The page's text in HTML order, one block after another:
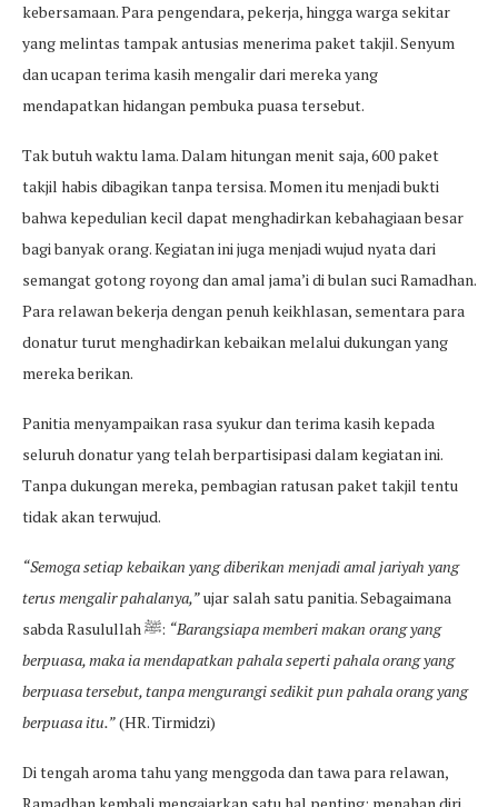
kebersamaan. Para pengendara, pekerja, hingga warga sekitar
yang melintas tampak antusias menerima paket takjil. Senyum
dan ucapan terima kasih mengalir dari mereka yang
mendapatkan hidangan pembuka puasa tersebut.
Tak butuh waktu lama. Dalam hitungan menit saja, 600 paket
takjil habis dibagikan tanpa tersisa. Momen itu menjadi bukti
bahwa kepedulian kecil dapat menghadirkan kebahagiaan besar
bagi banyak orang. Kegiatan ini juga menjadi wujud nyata dari
semangat gotong royong dan amal jama’i di bulan suci Ramadhan.
Para relawan bekerja dengan penuh keikhlasan, sementara para
donatur turut menghadirkan kebaikan melalui dukungan yang
mereka berikan.
Panitia menyampaikan rasa syukur dan terima kasih kepada
seluruh donatur yang telah berpartisipasi dalam kegiatan ini.
Tanpa dukungan mereka, pembagian ratusan paket takjil tentu
tidak akan terwujud.
“Semoga setiap kebaikan yang diberikan menjadi amal jariyah yang
terus mengalir pahalanya,”ujar salah satu panitia. Sebagaimana
sabda Rasulullah ﷺ: “Barangsiapa memberi makan orang yang
berpuasa, maka ia mendapatkan pahala seperti pahala orang yang
berpuasa tersebut, tanpa mengurangi sedikit pun pahala orang yang
berpuasa itu.”(HR. Tirmidzi)
Di tengah aroma tahu yang menggoda dan tawa para relawan,